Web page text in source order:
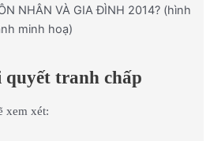
NHÂN VÀ GIA ĐÌNH 2014? (hình
minh hoạ)
quyết tranh chấp
xem xét: